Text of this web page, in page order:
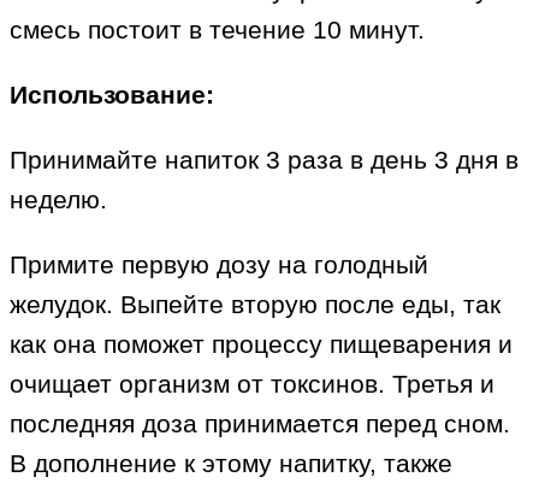
смесь постоит в течение 10 минут.
Использование:
Принимайте напиток 3 раза в день 3 дня в
неделю.
Примите первую дозу на голодный
желудок. Выпейте вторую после еды, так
как она поможет процессу пищеварения и
очищает организм от токсинов. Третья и
последняя доза принимается перед сном.
В дополнение к этому напитку, также